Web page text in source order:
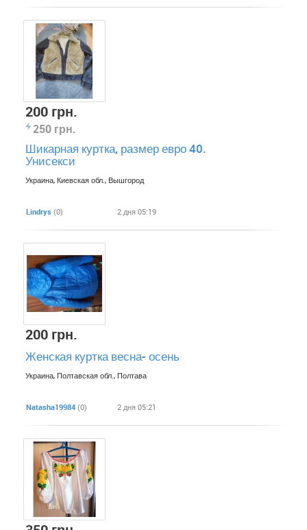
200 грн.
250 грн.
Шикарная куртка, размер евро 40.
Унисекси
Украина, Киевская обл., Вышгород
Lindrys (0) 2 дня 05:19
200 грн.
Женская куртка весна- осень
Украина, Полтавская обл., Полтава
Natasha19984 (0) 2 дня 05:21